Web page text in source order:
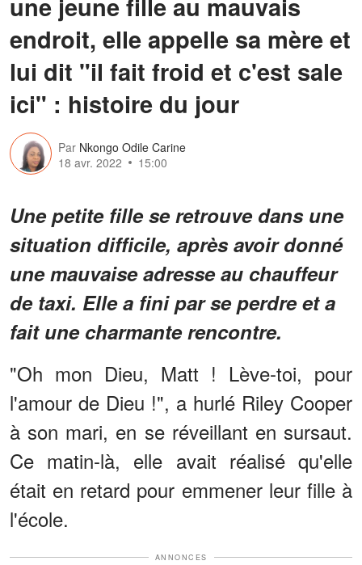
endroit, elle appelle sa mère et
lui dit "il fait froid et c'est sale
ici" : histoire du jour
Par Nkongo Odile Carine
18 avr. 2022
15:00
Une petite fille se retrouve dans une
situation difficile, après avoir donné
une mauvaise adresse au chauffeur
de taxi. Elle a fini par se perdre et a
fait une charmante rencontre.
"Oh mon Dieu, Matt ! Lève-toi, pour
l'amour de Dieu !", a hurlé Riley Cooper
à son mari, en se réveillant en sursaut.
Ce matin-là, elle avait réalisé qu'elle
était en retard pour emmener leur fille à
l'école.
ANNONCES